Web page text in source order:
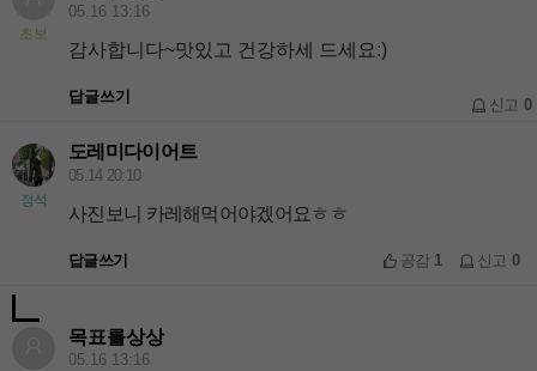
초보
05.16 13:16
감사합니다~맛있고 건강하세 드세요:)
답글쓰기 신고 0
정석
도레미다이어트
05.14 20:10
사진보니 카레해먹어야겠어요ㅎㅎ
답글쓰기 공감 1 신고 0
목표를상상
05.16 13:16